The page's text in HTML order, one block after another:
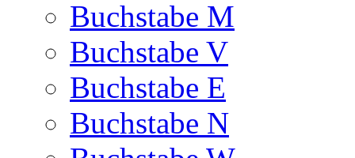
Buchstabe M
Buchstabe V
Buchstabe E
Buchstabe N